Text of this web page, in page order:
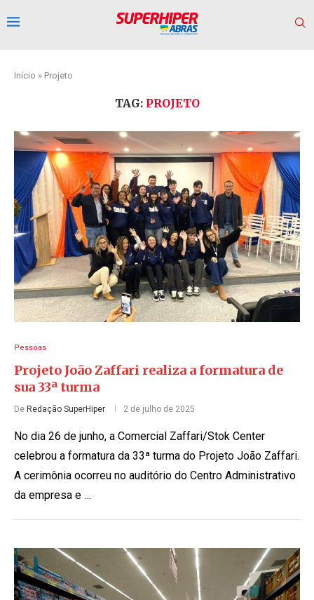
Início » Projeto
TAG: PROJETO
Pessoas
Projeto João Zaffari realiza a formatura de
sua 33ª turma
De Redação SuperHiper 2 de julho de 2025
No dia 26 de junho, a Comercial Zaffari/Stok Center
celebrou a formatura da 33ª turma do Projeto João Zaffari.
A cerimônia ocorreu no auditório do Centro Administrativo
da empresa e …